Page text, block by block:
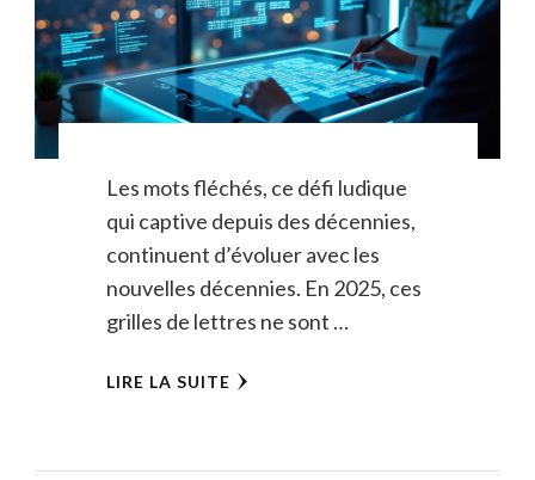
Les mots fléchés, ce défi ludique
qui captive depuis des décennies,
continuent d’évoluer avec les
nouvelles décennies. En 2025, ces
grilles de lettres ne sont …
LIRE LA SUITE